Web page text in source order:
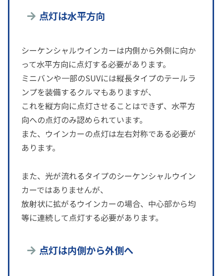
点灯は水平方向
シーケンシャルウインカーは内側から外側に向か
って水平方向に点灯する必要があります。
ミニバンや一部のSUVには縦長タイプのテールラ
ンプを装備するクルマもありますが、
これを縦方向に点灯させることはできず、水平方
向への点灯のみ認められています。
また、ウインカーの点灯は左右対称である必要が
あります。
また、光が流れるタイプのシーケンシャルウイン
カーではありませんが、
放射状に拡がるウインカーの場合、中心部から均
等に連続して点灯する必要があります。
点灯は内側から外側へ